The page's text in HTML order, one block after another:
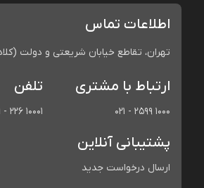
اطلاعات تماس
تهران، تقاطع خیابان شریعتی و دولت
ارتباط با مشتری
021 - 2599 1000
تلفن
- 226 10001
پشتیبانی آنلاین
ارسال درخواست جدید